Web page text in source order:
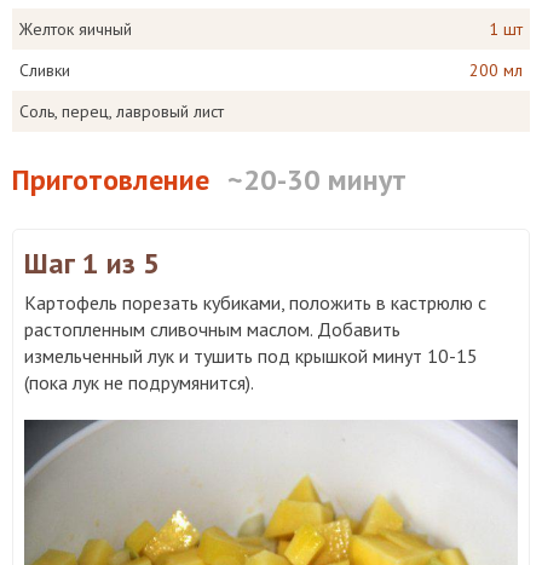
Желток яичный
1 шт
Сливки
200 мл
Соль, перец, лавровый лист
Приготовление ~20-30 минут
Шаг 1 из 5
Картофель порезать кубиками, положить в кастрюлю с
растопленным сливочным маслом. Добавить
измельченный лук и тушить под крышкой минут 10-15
(пока лук не подрумянится).